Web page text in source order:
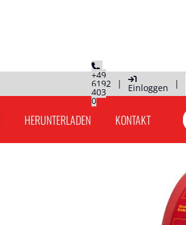
+49
6192
403
0
| Einloggen |
HERUNTERLADEN KONTAKT
Hauptseite